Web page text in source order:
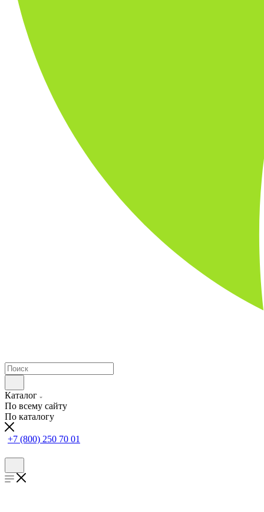
Каталог
По всему сайту
По каталогу
+7 (800) 250 70 01